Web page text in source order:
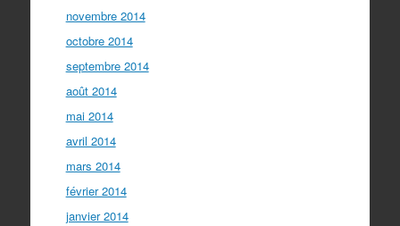
novembre 2014
octobre 2014
septembre 2014
août 2014
mai 2014
avril 2014
mars 2014
février 2014
janvier 2014